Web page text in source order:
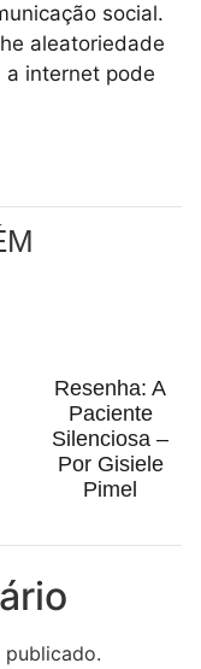
social.
aleatoriedade
a internet pode
Resenha: A
Paciente
Silenciosa –
Por Gisiele
Pimel
publicado.